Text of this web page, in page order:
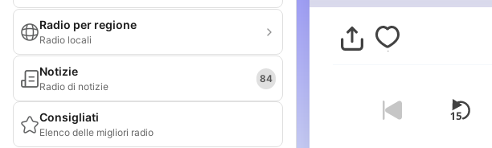
Radio per regione
Radio locali
Notizie
Radio di notizie
84
Consigliati
Elenco delle migliori radio